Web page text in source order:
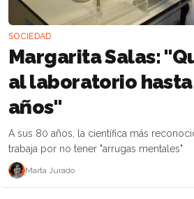
SOCIEDAD
Margarita Salas:
al laboratorio hasta
años"
A sus 80 años, la científica más
trabaja por no tener "arrugas mentales"
Marta Jurado